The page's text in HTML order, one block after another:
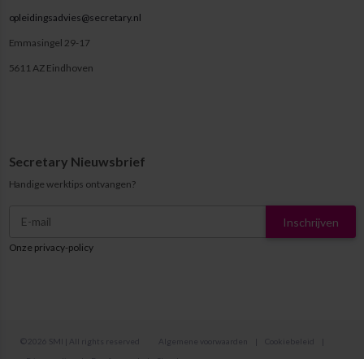
opleidingsadvies@secretary.nl
Emmasingel 29-17
5611 AZ Eindhoven
Secretary Nieuwsbrief
Handige werktips ontvangen?
Inschrijven
Onze privacy-policy
© 2026 SMI | All rights reserved Algemene voorwaarden Cookiebeleid